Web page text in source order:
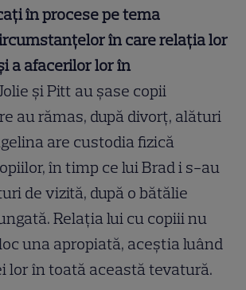
în procese pe tema
în care relația lor
a afacerilor lor în
și Pitt au șase copii
au rămas, după divorț, alături
are custodia fizică
în timp ce lui Brad i s-au
de vizită, după o bătălie
Relația lui cu copiii nu
una apropiată, aceștia luând
lor în toată această tevatură.